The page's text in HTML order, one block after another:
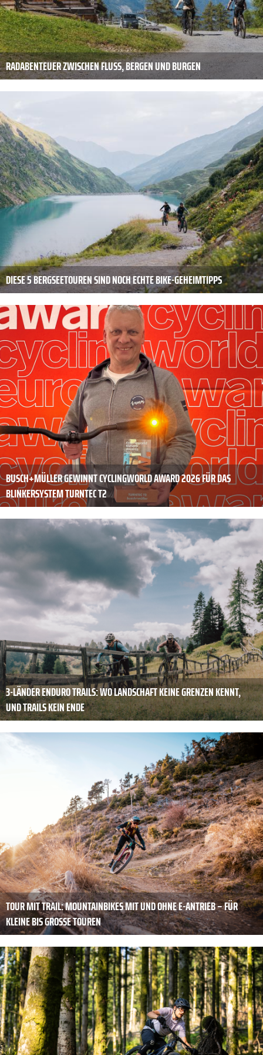
RADABENTEUER ZWISCHEN FLUSS, BERGEN UND BURGEN
DIESE 5 BERGSEETOUREN SIND NOCH ECHTE BIKE-GEHEIMTIPPS
BUSCH+MÜLLER GEWINNT CYCLINGWORLD AWARD 2026 FÜR DAS
BLINKERSYSTEM TURNTEC T2
3-LÄNDER ENDURO TRAILS: WO LANDSCHAFT KEINE GRENZEN KENNT,
UND TRAILS KEIN ENDE
TOUR MIT TRAIL: MOUNTAINBIKES MIT UND OHNE E-ANTRIEB – FÜR
KLEINE BIS GROSSE TOUREN